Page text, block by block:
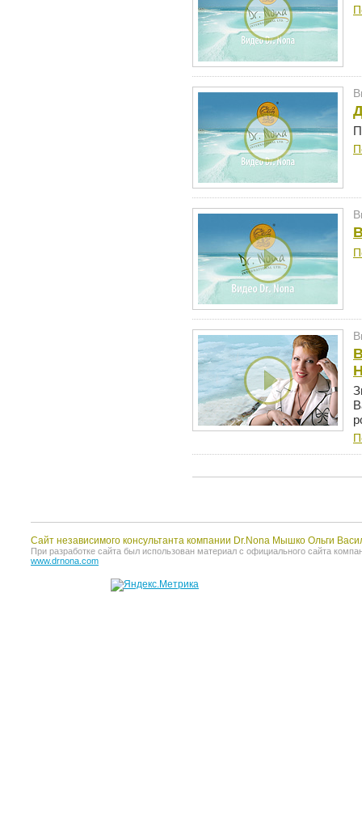
Сайт независимого консультанта компании Dr.Nona Мышко Ольги
При разработке сайта был использован материал с официального сайта
www.drnona.com